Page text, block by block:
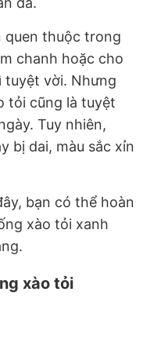
quen thuộc trong
chanh hoặc cho
tuyệt vời. Nhưng
tỏi cũng là tuyệt
Tuy nhiên,
bị dai, màu sắc xỉn
bạn có thể hoàn
xào tỏi xanh
xào tỏi